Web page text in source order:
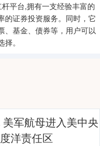
平台,拥有一支经验丰富的
的证券投资服务。同时，它
、基金、债券等，用户可以
。
军航母进入美中央
洋责任区